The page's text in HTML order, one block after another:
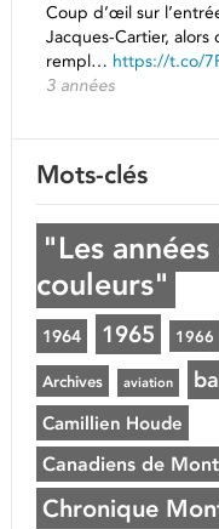
Coup d’œil sur
Jacques-Cartier,
rempl… https://t.co/
3 années
Mots-clés
"Les
couleurs"
1964 1965 1966
Archives aviation
Camillien Houde
Canadiens de
Chronique